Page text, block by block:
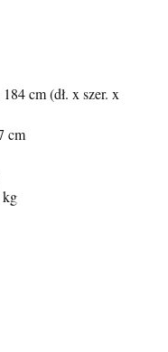
cm (dł. x szer. x
cm